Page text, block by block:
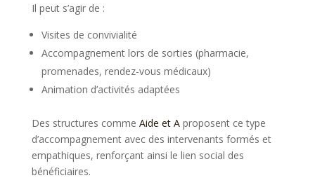
Il peut s’agir de :
Visites de convivialité
Accompagnement lors de sorties (pharmacie,
promenades, rendez-vous médicaux)
Animation d’activités adaptées
Des structures comme Aide et Aproposent ce type
d’accompagnement avec des intervenants formés et
empathiques, renforçant ainsi le lien social des
bénéficiaires.